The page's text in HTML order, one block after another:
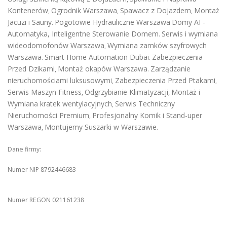
Kontenerów, Ogrodnik Warszawa, Spawacz z Dojazdem, Montaż
Jacuzi i Sauny. Pogotowie Hydrauliczne Warszawa Domy AI -
Automatyka, Inteligentne Sterowanie Domem. Serwis i wymiana
wideodomofonów Warszawa, Wymiana zamków szyfrowych
Warszawa. Smart Home Automation Dubai. Zabezpieczenia
Przed Dzikami, Montaż okapów Warszawa. Zarządzanie
nieruchomościami luksusowymi, Zabezpieczenia Przed Ptakami,
Serwis Maszyn Fitness, Odgrzybianie Klimatyzacji, Montaż i
Wymiana kratek wentylacyjnych, Serwis Techniczny
Nieruchomości Premium, Profesjonalny Komik i Stand-uper
Warszawa, Montujemy Suszarki w Warszawie.
Dane firmy:
Numer NIP 8792446683
Numer REGON 021161238